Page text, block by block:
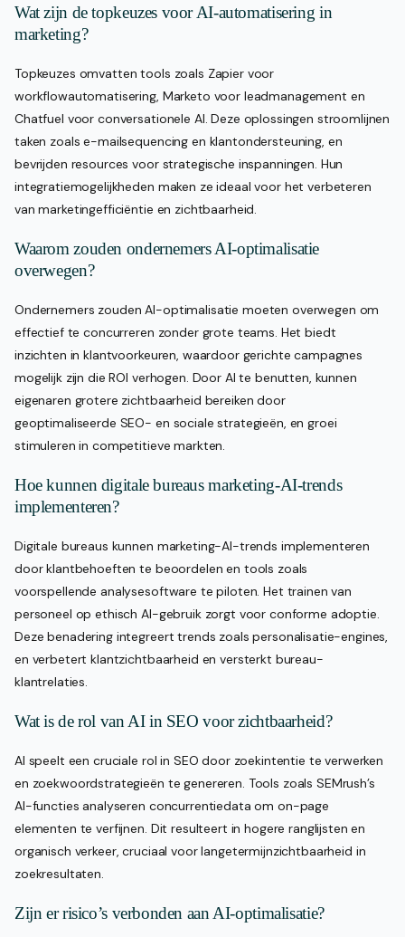
Wat zijn de topkeuzes voor AI-automatisering in
marketing?
Topkeuzes omvatten tools zoals Zapier voor
workflowautomatisering, Marketo voor leadmanagement en
Chatfuel voor conversationele AI. Deze oplossingen stroomlijnen
taken zoals e-mailsequencing en klantondersteuning, en
bevrijden resources voor strategische inspanningen. Hun
integratiemogelijkheden maken ze ideaal voor het verbeteren
van marketingefficiëntie en zichtbaarheid.
Waarom zouden ondernemers AI-optimalisatie
overwegen?
Ondernemers zouden AI-optimalisatie moeten overwegen om
effectief te concurreren zonder grote teams. Het biedt
inzichten in klantvoorkeuren, waardoor gerichte campagnes
mogelijk zijn die ROI verhogen. Door AI te benutten, kunnen
eigenaren grotere zichtbaarheid bereiken door
geoptimaliseerde SEO- en sociale strategieën, en groei
stimuleren in competitieve markten.
Hoe kunnen digitale bureaus marketing-AI-trends
implementeren?
Digitale bureaus kunnen marketing-AI-trends implementeren
door klantbehoeften te beoordelen en tools zoals
voorspellende analysesoftware te piloten. Het trainen van
personeel op ethisch AI-gebruik zorgt voor conforme adoptie.
Deze benadering integreert trends zoals personalisatie-engines,
en verbetert klantzichtbaarheid en versterkt bureau-
klantrelaties.
Wat is de rol van AI in SEO voor zichtbaarheid?
AI speelt een cruciale rol in SEO door zoekintentie te verwerken
en zoekwoordstrategieën te genereren. Tools zoals SEMrush’s
AI-functies analyseren concurrentiedata om on-page
elementen te verfijnen. Dit resulteert in hogere ranglijsten en
organisch verkeer, cruciaal voor langetermijnzichtbaarheid in
zoekresultaten.
Zijn er risico’s verbonden aan AI-optimalisatie?